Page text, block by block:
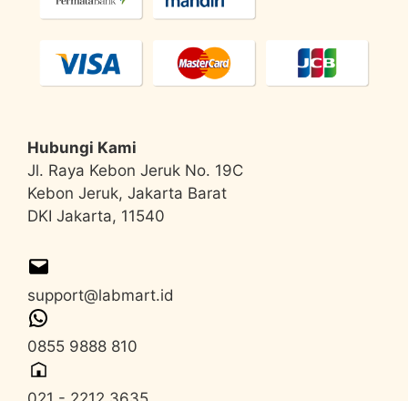
Hubungi Kami
Jl. Raya Kebon Jeruk No. 19C
Kebon Jeruk, Jakarta Barat
DKI Jakarta, 11540
support@labmart.id
0855 9888 810